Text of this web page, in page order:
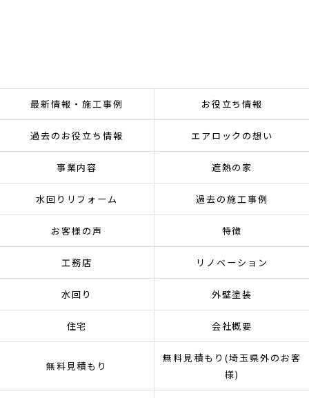
最新情報・施工事例 お役立ち情報
過去のお役立ち情報 エアロックの想い
事業内容 遮熱の家
水回りリフォーム 過去の施工事例
お客様の声 特徴
工務店 リノベーション
水回り 外壁塗装
住宅 会社概要
無料見積もり
無料見積もり(埼玉県外のお客
様)